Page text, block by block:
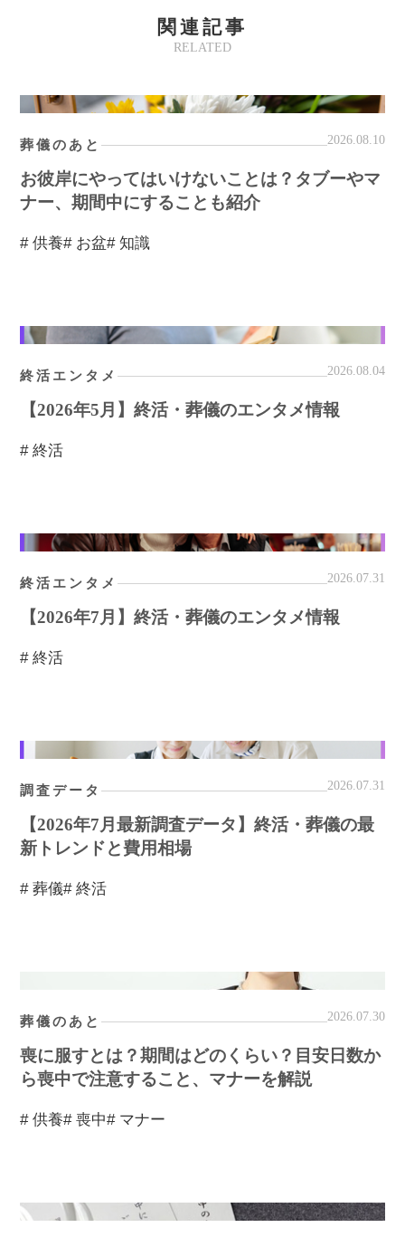
RELATED
関連記事
葬儀のあと 2026.08.10
お彼岸にやってはいけないことは？タブーやマ
ナー、期間中にすることも紹介
# 供養# お盆# 知識
終活エンタメ 2026.08.04
【2026年5月】終活・葬儀のエンタメ情報
# 終活
終活エンタメ 2026.07.31
【2026年7月】終活・葬儀のエンタメ情報
# 終活
調査データ 2026.07.31
【2026年7月最新調査データ】終活・葬儀の最
新トレンドと費用相場
# 葬儀# 終活
葬儀のあと 2026.07.30
喪に服すとは？期間はどのくらい？目安日数か
ら喪中で注意すること、マナーを解説
# 供養# 喪中# マナー